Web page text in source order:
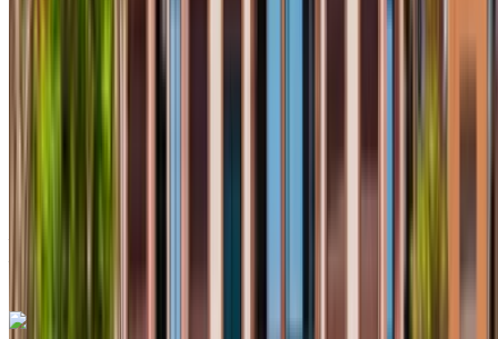
Aéroport international
Aéroport international Agadir,